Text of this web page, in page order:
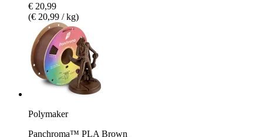
€ 20,99
(€ 20,99 / kg)
Polymaker
Panchroma™ PLA Brown